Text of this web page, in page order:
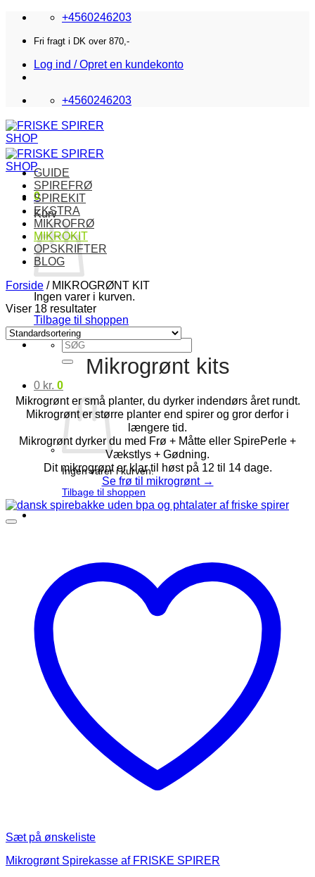
Fortsæt
indhold
+4560246203
Fri fragt i DK over 870,-
Log ind / Opret en kundekonto
+4560246203
0
Kurv
Ingen varer i kurven.
Tilbage til shoppen
Søg
efter:
0 kr. 0
Ingen varer i kurven.
Tilbage til shoppen
GUIDE
SPIREFRØ
SPIREKIT
EKSTRA
MIKROFRØ
MIKROKIT
OPSKRIFTER
BLOG
Forside /MIKROGRØNT KIT
Viser 18 resultater
Mikrogrønt kits
Mikrogrønt er små planter, du dyrker indendørs året rundt.
Mikrogrønt er større planter end spirer og gror derfor i
længere tid.
Mikrogrønt dyrker du med Frø + Måtte eller SpirePerle +
Vækstlys + Gødning.
Dit mikrogrønt er klar til høst på 12 til 14 dage.
Se frø til mikrogrønt →
Sæt på ønskeliste
Mikrogrønt Spirekasse af FRISKE SPIRER